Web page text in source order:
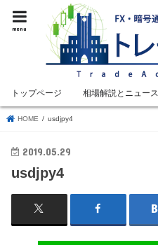
menu
トップページ 相場解説とニュース
HOME usdjpy4
2019.05.29
usdjpy4